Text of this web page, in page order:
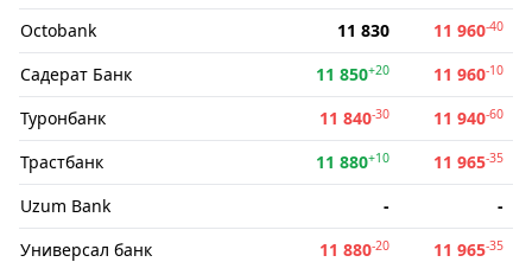
Octobank 11 830 11 960-40
Садерат Банк 11 850+20 11 960-10
Туронбанк 11 840-30 11 940-60
Трастбанк 11 880+10 11 965-35
Uzum Bank -
-
Универсал банк
11 880-20 11 965-35